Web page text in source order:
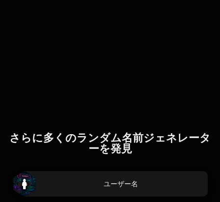
さらに多くのランダム名前ジェネレータ
ーを発見
ユーザー名